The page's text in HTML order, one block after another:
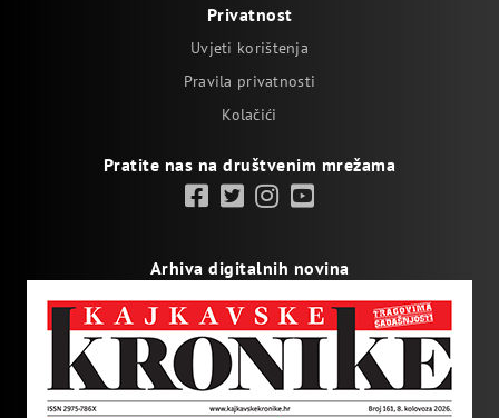
Privatnost
Uvjeti korištenja
Pravila privatnosti
Kolačići
Pratite nas na društvenim mrežama
Arhiva digitalnih novina